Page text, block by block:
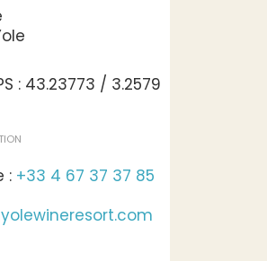
: 43.23773 / 3.2579
: +33 4 67 37 37 85